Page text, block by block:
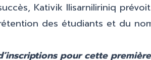
Kativik Ilisarniliriniq
des étudiants et du
pour cette